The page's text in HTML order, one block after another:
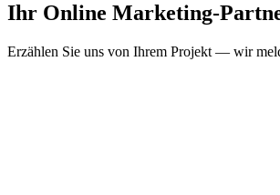
Ihr Online Marketing-
Erzählen Sie uns von Ihrem Projekt — wir